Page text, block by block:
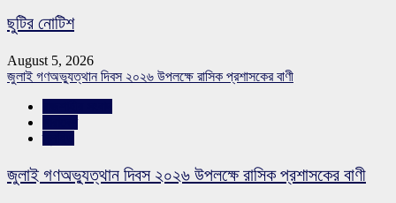
ছুটির নোটিশ
August 5, 2026
জুলাই গণঅভ্যুত্থান দিবস ২০২৬ উপলক্ষে রাসিক প্রশাসকের বাণী
জুলাই গণঅভ্যুত্থান দিবস ২০২৬ উপলক্ষে রাসিক প্রশাসকের বাণী